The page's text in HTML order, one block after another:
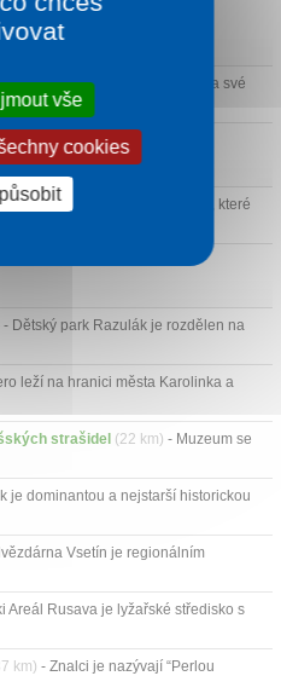
oblast u nás, kde si na své
na jihovýchodě Moravy, které
- Dětský park Razulák je rozdělen na
leží na hranici města Karolinka a
strašidel (22 km) - Muzeum se
je dominantou a nejstarší historickou
Vsetín je regionálním
Areál Rusava je lyžařské středisko s
km) - Znalci je nazývají “Perlou
vše
cookies